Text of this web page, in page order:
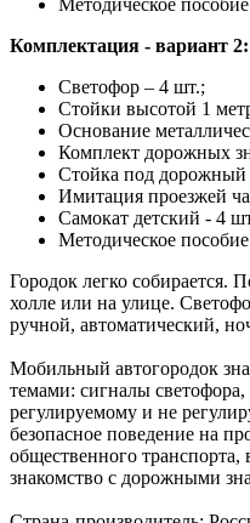
Комплектация - вариант 2:
Светофор – 4 шт.;
Стойки высотой 1
Основание
Комплект дорожных
Стойка под дорожный
Имитация проезжей
Самокат детский - 4
Методическое
Городок легко собирается.
холле или на улице.
ручной, автоматический,
Мобильный автогородок
темами: сигналы
регулируемому и не
безопасное поведение на
общественного
знакомство с дорожными